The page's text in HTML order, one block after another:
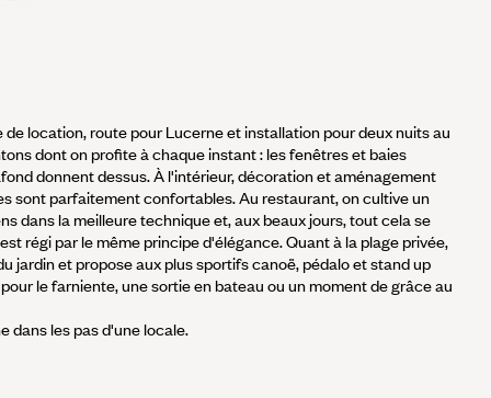
de location, route pour Lucerne et installation pour deux nuits au
dont on profite à chaque instant : les fenêtres et baies
donnent dessus. À l'intérieur, décoration et aménagement
sont parfaitement confortables. Au restaurant, on cultive un
dans la meilleure technique et, aux beaux jours, tout cela se
régi par le même principe d'élégance. Quant à la plage privée,
jardin et propose aux plus sportifs canoë, pédalo et stand up
le farniente, une sortie en bateau ou un moment de grâce au
dans les pas d'une locale.